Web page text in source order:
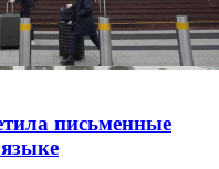
письменные